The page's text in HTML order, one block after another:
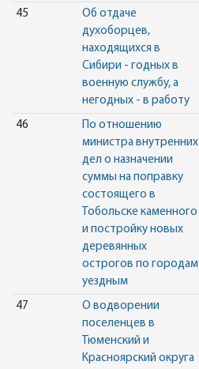
45
Об отдаче
духоборцев,
находящихся в
Сибири - годных в
военную службу, а
негодных - в работу
46
По отношению
министра внутренних
дел о назначении
суммы на поправку
состоящего в
Тобольске каменного
и постройку новых
деревянных
острогов по городам
уездным
47
О водворении
поселенцев в
Тюменский и
Красноярский округа